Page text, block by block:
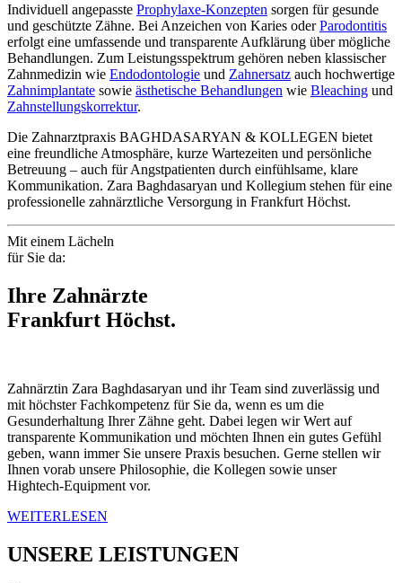
Individuell angepasste Prophylaxe-Konzepten sorgen für gesunde
und geschützte Zähne. Bei Anzeichen von Karies oderParodontitis
erfolgt eine umfassende und transparente Aufklärung über mögliche
Behandlungen. Zum Leistungsspektrum gehören neben klassischer
Zahnmedizin wie Endodontologie und Zahnersatz auch hochwertige
Zahnimplantate sowie ästhetische Behandlungen wie Bleaching und
Zahnstellungskorrektur.
Die Zahnarztpraxis BAGHDASARYAN & KOLLEGEN bietet
eine freundliche Atmosphäre, kurze Wartezeiten und persönliche
Betreuung – auch für Angstpatienten durch einfühlsame, klare
Kommunikation. Zara Baghdasaryan und Kollegium stehen für eine
professionelle zahnärztliche Versorgung in Frankfurt Höchst.
Mit einem Lächeln
für Sie da:
Ihre Zahnärzte
Frankfurt Höchst.
Zahnärztin Zara Baghdasaryan und ihr Team sind zuverlässig und
mit höchster Fachkompetenz für Sie da, wenn es um die
Gesunderhaltung Ihrer Zähne geht. Dabei legen wir Wert auf
transparente Kommunikation und möchten Ihnen ein gutes Gefühl
geben, wann immer Sie unsere Praxis besuchen. Gerne stellen wir
Ihnen vorab unsere Philosophie, die Kollegen sowie unser
Hightech-Equipment vor.
WEITERLESEN
UNSERE LEISTUNGEN